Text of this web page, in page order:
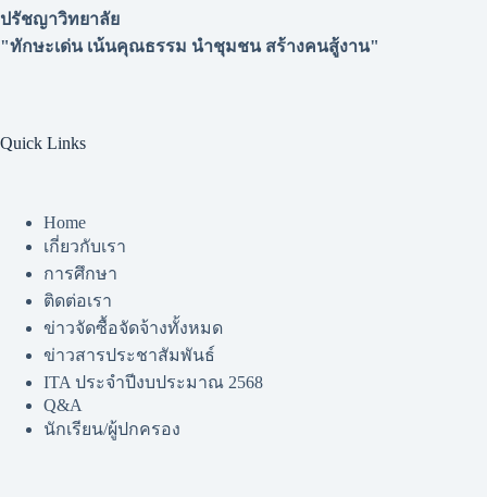
ปรัชญาวิทยาลัย
"ทักษะเด่น เน้นคุณธรรม นำชุมชน สร้างคนสู้งาน"
Quick Links
Home
เกี่ยวกับเรา
การศึกษา
ติดต่อเรา
ข่าวจัดซื้อจัดจ้างทั้งหมด
ข่าวสารประชาสัมพันธ์
ITA ประจำปีงบประมาณ 2568
Q&A
นักเรียน/ผู้ปกครอง